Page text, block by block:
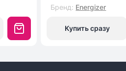
Бренд: Energizer
Купить сразу